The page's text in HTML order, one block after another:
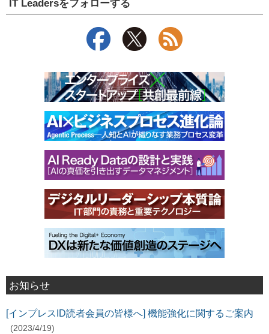
IT Leadersをフォローする
お知らせ
[インプレスID読者会員の皆様へ] 機能強化に関するご案内
(2023/4/19)